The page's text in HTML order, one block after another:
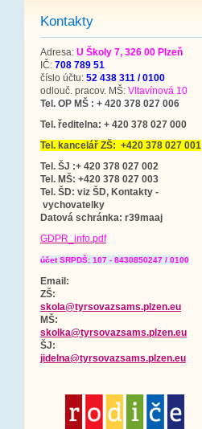
Kontakty
Adresa: U Školy 7, 326 00 Plzeň
IČ: 708 789 51
číslo účtu: 52 438 311 / 0100
odlouč. pracov. MŠ: Vltavínová 10
Tel. OP MŠ : + 420 378 027 006
Tel. ředitelna: + 420 378 027 000
Tel. kancelář ZŠ: +420 378 027 001
Tel. ŠJ :+ 420 378 027 002
Tel. MŠ: +420 378 027 003
Tel. ŠD: viz ŠD, Kontakty -
vychovatelky
Datová schránka: r39maaj
GDPR_info.pdf
účet SRPDŠ: 107 - 8430850247 / 0100
Email:
ZŠ:
skola@tyrsovazsams.plzen.eu
MŠ:
skolka@tyrsovazsams.plzen.eu
ŠJ:
jidelna@tyrsovazsams.plzen.eu